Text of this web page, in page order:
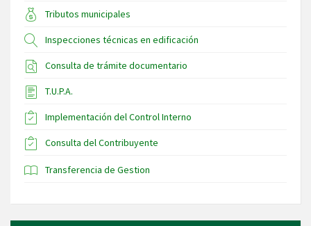
Tributos municipales
Inspecciones técnicas en edificación
Consulta de trámite documentario
T.U.P.A.
Implementación del Control Interno
Consulta del Contribuyente
Transferencia de Gestion